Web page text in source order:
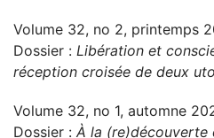
Volume 32, no 2, printemps
Dossier : Libération et
réception croisée de deux
Volume 32, no 1, automne
Dossier : À la (re)découverte